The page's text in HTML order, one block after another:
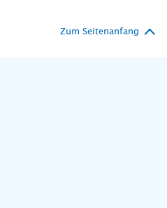
Zum Seitenanfang